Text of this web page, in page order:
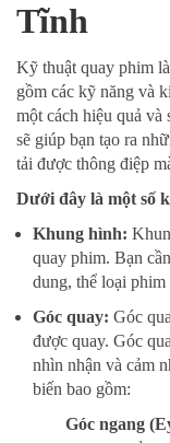
Tĩnh
Kỹ thuật quay phim
gồm các kỹ năng và
một cách hiệu quả
sẽ giúp bạn tạo ra
tải được thông điệp
Dưới đây là một số
Khung hình:
quay phim. Bạn
dung, thể loại
Góc quay: Góc
được quay. Góc
nhìn nhận và cảm
biến bao gồm:
Góc ngang